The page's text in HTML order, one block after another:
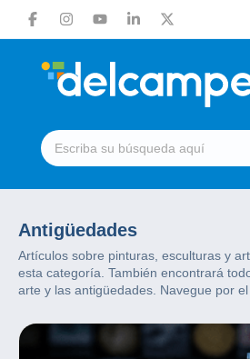
Antigüedades
Artículos sobre pinturas, esculturas y
esta categoría. También encontrará
arte y las antigüedades. Navegue por el